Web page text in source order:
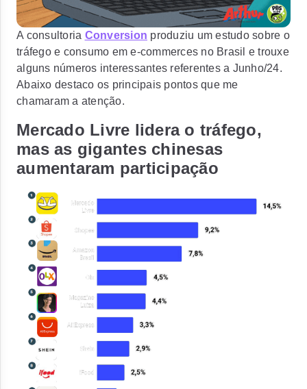
A consultoria Conversion produziu um estudo sobre o
tráfego e consumo em e-commerces no Brasil e trouxe
alguns números interessantes referentes a Junho/24.
Abaixo destaco os principais pontos que me
chamaram a atenção.
Mercado Livre lidera o tráfego,
mas as gigantes chinesas
aumentaram participação